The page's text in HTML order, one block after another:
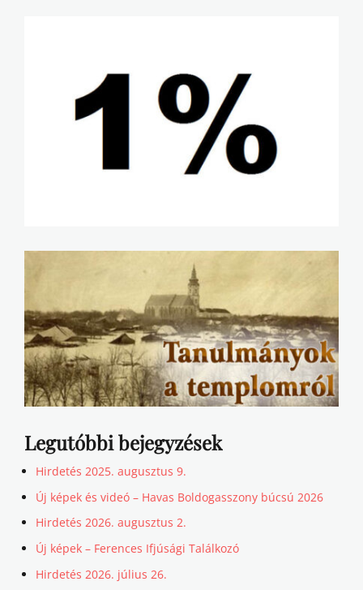
Legutóbbi bejegyzések
Hirdetés 2025. augusztus 9.
Új képek és videó – Havas Boldogasszony búcsú 2026
Hirdetés 2026. augusztus 2.
Új képek – Ferences Ifjúsági Találkozó
Hirdetés 2026. július 26.